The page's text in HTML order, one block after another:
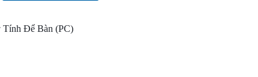
Để Bàn (PC)